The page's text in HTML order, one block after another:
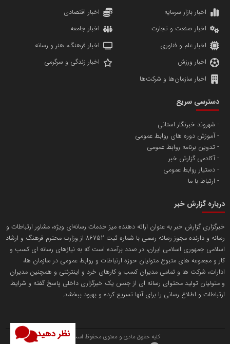
نظر دهید
دانشگاه سئوی ایران
پایگاه اطلاع رسانی اعتلای نهادهای مردمی
پایگاه اطلاع رسانی دریا و نفت
تامین آهن اسفنجی تولیدکنندگان فولاد در کشور
تریبون
انتشار گسترده محتوا در رسانه گزارش خبر
مریم حاج نوروز نظری
مسعودصادقی
محمدعلی کرمعلی
اخبار بازار سرمایه
اخبار اقتصادی
اخبار صنعت و تجارت
اخبار جامعه
اخبار علم و فناوری
اخبار فرهنگ، هنر و رسانه
اخبار ورزش
اخبار زندگی و سرگرمی
اخبار سازمان‌ها و شرکت‌ها
دسترسی سریع
شهروند خبرنگار استانی
آموزش دوره های روابط عمومی
تدوین برنامه روابط عمومی
آکادمی گزارش خبر
دستیار روابط عمومی
ارتباط با ما
درباره گزارش خبر
خبرگزاری گزارش خبر به عنوان ارائه دهنده میز خدمات رسانه‌ای ویژه، مشاور ارتباطات و
رسانه و دارنده مجوز رسانه رسمی با شماره ثبت 86752 از وزارت محترم فرهنگ و ارشاد
اسلامی جمهوری اسلامی ایران، در صدد برآمده است که به نیازهای رسانه ای کسب و
کار و مجموعه های متبوع متولیان حوزه ارتباطات و روابط عمومی در سازمان ها،
ادارات، شرکت ها و تمامی مدیران کسب و کارهای خرد و اینترنتی و همچنین مدیران
و متولیان تولید محتوای رسانه ای از جنس یک خبرگزاری داخلی پاسخ گفته و شرایط
ارتباطات و اطلاع رسانی را برای آنها تسریع کرده و بهبود ببخشد.
کلیه حقوق مادی و معنوی محفوظ است.